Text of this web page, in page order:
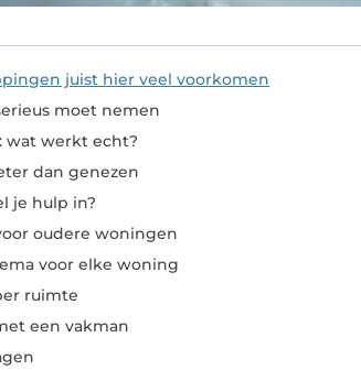
juist hier veel voorkomen
moet nemen
wat werkt echt?
dan genezen
je hulp in?
oudere woningen
voor elke woning
ruimte
een vakman